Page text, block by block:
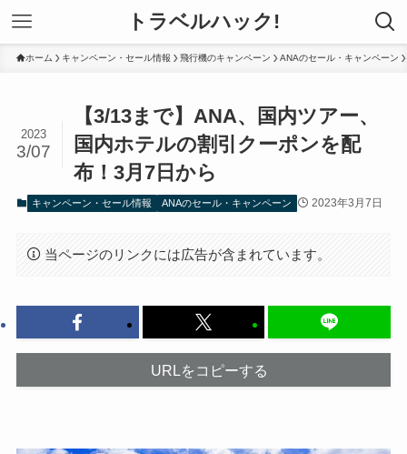
トラベルハック!
ホーム キャンペーン・セール情報 飛行機のキャンペーン ANAのセール・キャンペーン
【3/13まで】ANA、国内ツアー、
国内ホテルの割引クーポンを配
布！3月7日から
2023
3/07
キャンペーン・セール情報 ANAのセール・キャンペーン 2023年3月7日
当ページのリンクには広告が含まれています。
URLをコピーする